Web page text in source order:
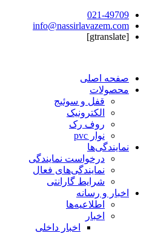
021-49709
info@nassirlavazem.com
[gtranslate]
صفحه اصلی
محصولات
قفل و سوئیج
الکترونیک
روف رک
نوار pvc
نمایندگی‌ها
درخواست نمایندگی
نمایندگی‌های فعال
شرایط گارانتی
اخبار و رسانه
اطلاعیه‌ها
اخبار
اخبار داخلی